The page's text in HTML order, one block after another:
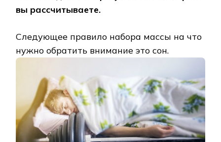
вы рассчитываете.
Следующее правило набора массы на что
нужно обратить внимание это сон.